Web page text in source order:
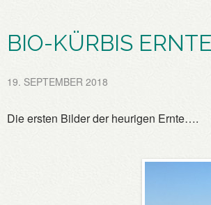
BIO-KÜRBIS
19. SEPTEMBER 2018
Die ersten Bilder der heurigen Ernte….